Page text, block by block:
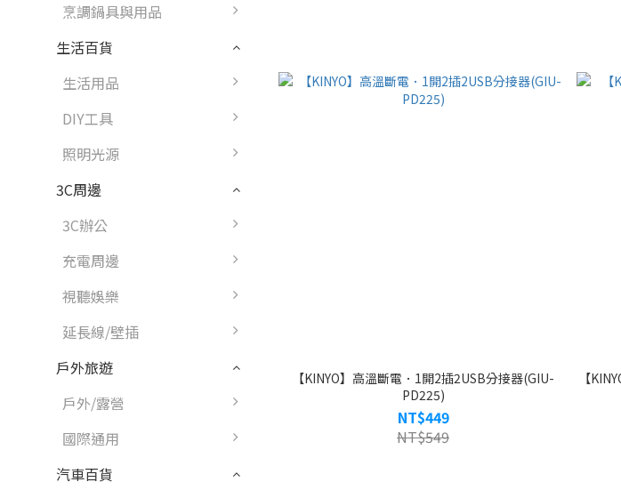
烹調鍋具與用品
生活百貨
生活用品
DIY工具
照明光源
3C周邊
3C辦公
充電周邊
視聽娛樂
延長線/壁插
戶外旅遊
戶外/露營
國際通用
汽車百貨
【KINYO】高溫斷電．1開2插2USB分接器(GIU-
PD225)
NT$449
NT$549
【